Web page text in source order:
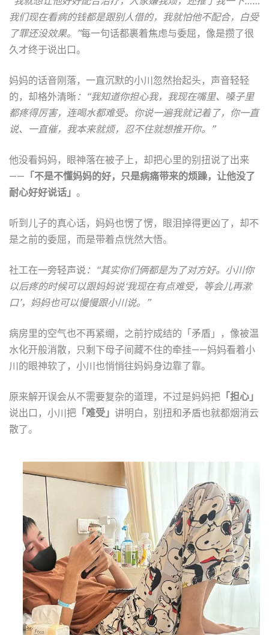
我们现在看病的钱都是跟别人借的，我就怕他不配合，白受
了罪还没效果。”每一句话都裹着焦虑与委屈，像是攒了很
久才终于说出口。
妈妈的话音刚落，一直沉默的小川忽然抬起头，声音轻轻
的，却格外清晰：“我知道你担心我，我现在嘴里、嗓子里
都疼得厉害，连喝水都难受。你说一遍我就记着了，你一直
说、一直催，我本来就烦，忍不住就想推开你。”
他没看妈妈，眼神落在被子上，却把心里的别扭说了出来
—— 「不是不懂妈妈的好，只是病痛带来的烦躁，让他没了
耐心好好说话」 。
听到儿子的真心话，妈妈也愣了愣，眼泪掉得更凶了，却不
是之前的委屈，而是带着点恍然大悟。
社工在一旁轻声说 ：“其实你们俩都是为了对方好。小川你
以后疼的时候可以跟妈妈说‘我现在有点难受，等会儿再漱
口’，妈妈也可以慢慢跟小川说。”
病房里的空气也不再紧绷，之前拧成结的「矛盾」，像被温
水化开般消散，只剩下母子间藏不住的牵挂——妈妈看着小
川的眼神软了，小川也悄悄往妈妈身边靠了靠。
原来解开误会从不需要复杂的道理，不过是妈妈把 「担心」
说出口，小川把 「难受」 讲明白，别扭和矛盾也就都烟消云
散了。